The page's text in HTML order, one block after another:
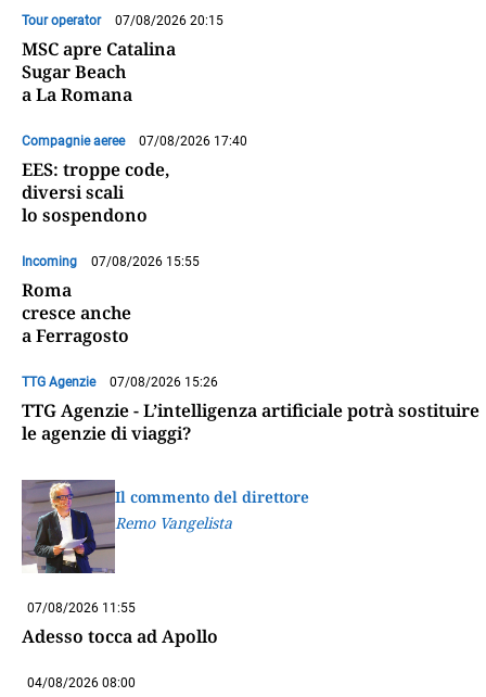
Tour operator 07/08/2026 20:15
MSC apre Catalina
Sugar Beach
a La Romana
Compagnie aeree 07/08/2026 17:40
EES: troppe code,
diversi scali
lo sospendono
Incoming 07/08/2026 15:55
Roma
cresce anche
a Ferragosto
TTG Agenzie 07/08/2026 15:26
TTG Agenzie - L’intelligenza artificiale potrà sostituire
le agenzie di viaggi?
Il commento del direttore
Remo Vangelista
07/08/2026 11:55
Adesso tocca ad Apollo
04/08/2026 08:00